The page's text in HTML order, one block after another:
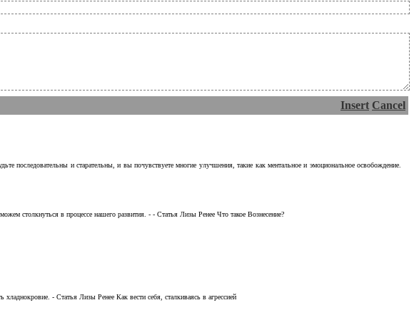
Insert Cancel
последовательны и старательны, и вы почувствуете многие улучшения, такие как ментальное и эмоциональное освобождение.
столкнуться в процессе нашего развития. - - Статья Лизы Ренее Что такое Вознесение?
- Статья Лизы Ренее Как вести себя, сталкиваясь в агрессией